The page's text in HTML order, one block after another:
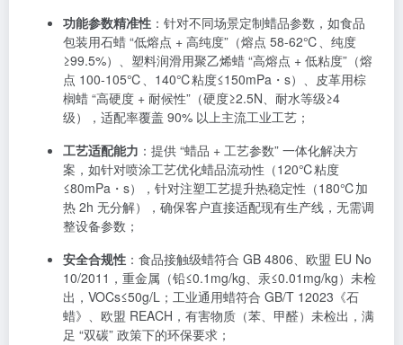
功能参数精准性 ：针对不同场景定制蜡品参数，如食品
包装用石蜡 “低熔点 + 高纯度”（熔点 58-62℃、纯度
≥99.5%）、塑料润滑用聚乙烯蜡 “高熔点 + 低粘度”（熔
点 100-105℃、140℃粘度≤150mPa・s）、皮革用棕
榈蜡 “高硬度 + 耐候性”（硬度≥2.5N、耐水等级≥4
级），适配率覆盖 90% 以上主流工业工艺；
工艺适配能力 ：提供 “蜡品 + 工艺参数” 一体化解决方
案，如针对喷涂工艺优化蜡品流动性（120℃粘度
≤80mPa・s），针对注塑工艺提升热稳定性（180℃加
热 2h 无分解），确保客户直接适配现有生产线，无需调
整设备参数；
安全合规性 ：食品接触级蜡符合 GB 4806、欧盟 EU No
10/2011，重金属（铅≤0.1mg/kg、汞≤0.01mg/kg）未检
出，VOCs≤50g/L；工业通用蜡符合 GB/T 12023《石
蜡》、欧盟 REACH，有害物质（苯、甲醛）未检出，满
足 “双碳” 政策下的环保要求；